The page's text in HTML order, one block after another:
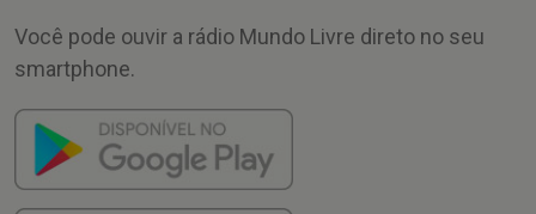
Você pode ouvir a rádio Mundo Livre direto no seu
smartphone.